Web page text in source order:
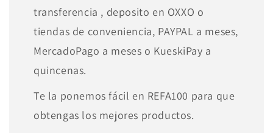
transferencia , deposito en OXXO o
tiendas de conveniencia, PAYPAL a meses,
MercadoPago a meses o KueskiPay a
quincenas.
Te la ponemos fácil en REFA100 para que
obtengas los mejores productos.